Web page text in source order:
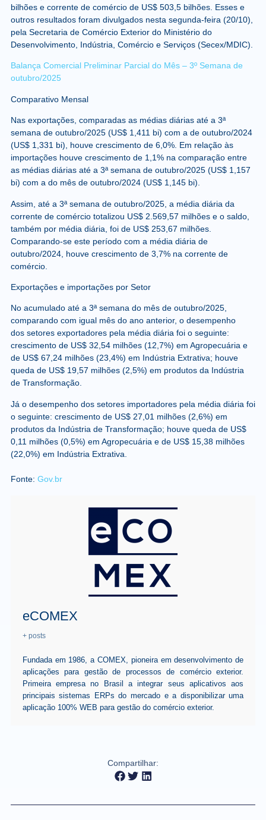
bilhões e corrente de comércio de US$ 503,5 bilhões. Esses e
outros resultados foram divulgados nesta segunda-feira (20/10),
pela Secretaria de Comércio Exterior do Ministério do
Desenvolvimento, Indústria, Comércio e Serviços (Secex/MDIC).
Balança Comercial Preliminar Parcial do Mês – 3º Semana de
outubro/2025
Comparativo Mensal
Nas exportações, comparadas as médias diárias até a 3ª
semana de outubro/2025 (US$ 1,411 bi) com a de outubro/2024
(US$ 1,331 bi), houve crescimento de 6,0%. Em relação às
importações houve crescimento de 1,1% na comparação entre
as médias diárias até a 3ª semana de outubro/2025 (US$ 1,157
bi) com a do mês de outubro/2024 (US$ 1,145 bi).
Assim, até a 3ª semana de outubro/2025, a média diária da
corrente de comércio totalizou US$ 2.569,57 milhões e o saldo,
também por média diária, foi de US$ 253,67 milhões.
Comparando-se este período com a média diária de
outubro/2024, houve crescimento de 3,7% na corrente de
comércio.
Exportações e importações por Setor
No acumulado até a 3ª semana do mês de outubro/2025,
comparando com igual mês do ano anterior, o desempenho
dos setores exportadorespela média diária foi o seguinte:
crescimento de US$ 32,54 milhões (12,7%) em Agropecuária e
de US$ 67,24 milhões (23,4%) em Indústria Extrativa; houve
queda de US$ 19,57 milhões (2,5%) em produtos da Indústria
de Transformação.
Já o desempenho dos setores importadorespela média diária foi
o seguinte: crescimento de US$ 27,01 milhões (2,6%) em
produtos da Indústria de Transformação; houve queda de US$
0,11 milhões (0,5%) em Agropecuária e de US$ 15,38 milhões
(22,0%) em Indústria Extrativa.
Fonte: Gov.br
eCOMEX
+ posts
Fundada em 1986, a COMEX, pioneira em desenvolvimento de
aplicações para gestão de processos de comércio exterior.
Primeira empresa no Brasil a integrar seus aplicativos aos
principais sistemas ERPs do mercado e a disponibilizar uma
aplicação 100% WEB para gestão do comércio exterior.
Compartilhar: